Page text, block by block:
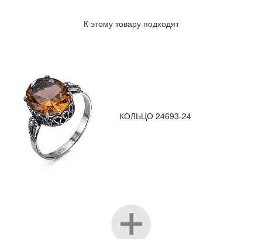
К этому товару подходят
КОЛЬЦО 24693-24